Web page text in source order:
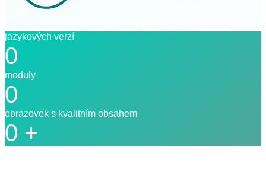
jazykových verzí
0
moduly
0
obrazovek s kvalitním obsahem
0 +